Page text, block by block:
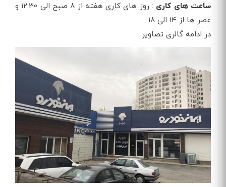
ساعت های کاری
: روز های کاری هفته از 8 صبح الی 12:30 و
عصر ها از 14 الی 18
در ادامه گالری تصاویر